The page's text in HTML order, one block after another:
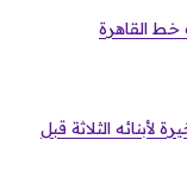
القاهرة
لأبنائه الثلاثة قبل